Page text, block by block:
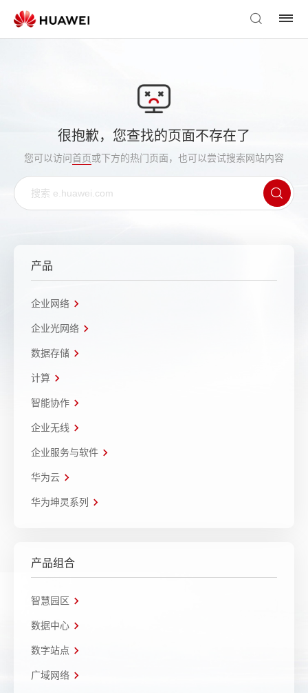
很抱歉，您查找的页面不存在了
您可以访问首页或下方的热门页面，也可以尝试搜索网站内容
产品
企业网络
企业光网络
数据存储
计算
智能协作
企业无线
企业服务与软件
华为云
华为坤灵系列
产品组合
智慧园区
数据中心
数字站点
广域网络